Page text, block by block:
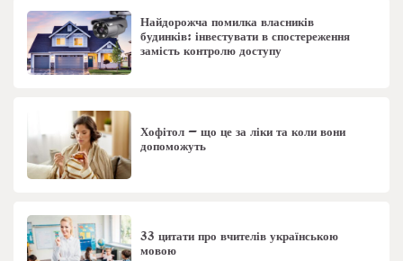
Найдорожча помилка власників
будинків: інвестувати в спостереження
замість контролю доступу
Хофітол – що це за ліки та коли вони
допоможуть
33 цитати про вчителів українською
мовою